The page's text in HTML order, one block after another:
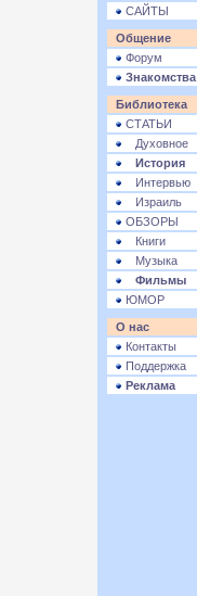
САЙТЫ
Общение
Форум
Знакомства
Библиотека
СТАТЬИ
Духовное
История
Интервью
Израиль
ОБЗОРЫ
Книги
Музыка
Фильмы
ЮМОР
О нас
Контакты
Поддержка
Реклама